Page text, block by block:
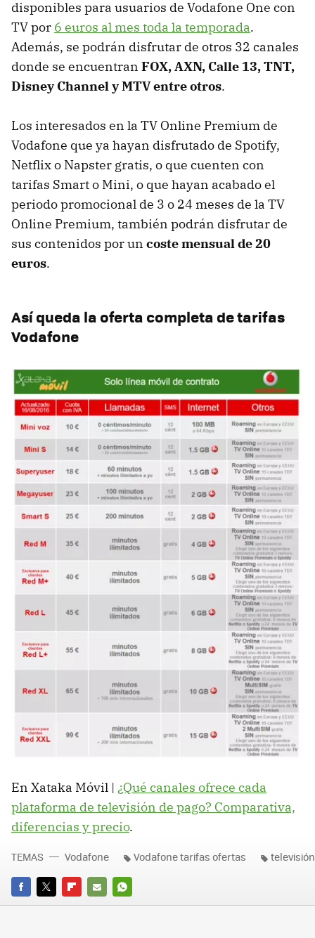
disponibles para usuarios de Vodafone One con
TV por 6 euros al mes toda la temporada.
Además, se podrán disfrutar de otros 32 canales
donde se encuentran FOX, AXN, Calle 13, TNT,
Disney Channel y MTV entre otros.
Los interesados en la TV Online Premium de
Vodafone que ya hayan disfrutado de Spotify,
Netflix o Napster gratis, o que cuenten con
tarifas Smart o Mini, o que hayan acabado el
periodo promocional de 3 o 24 meses de la TV
Online Premium, también podrán disfrutar de
sus contenidos por un coste mensual de 20
euros.
Así queda la oferta completa de tarifas
Vodafone
En Xataka Móvil | ¿Qué canales ofrece cada
plataforma de televisión de pago? Comparativa,
diferencias y precio.
FACEBOOK
TWITTERFLIPBOARD
E-
WHATSAPP
TEMAS Vodafone Vodafone tarifas ofertas